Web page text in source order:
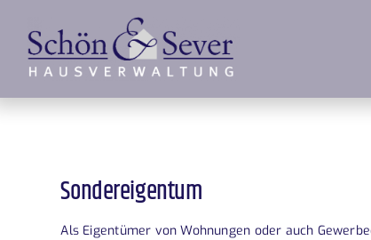
Inhalt
springen
Sondereigentum
Als Eigentümer von Wohnungen oder auch